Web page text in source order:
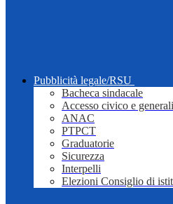
Pubblicità legale/RSU
Bacheca sindacale
Accesso civico e
ANAC
PTPCT
Graduatorie
Sicurezza
Interpelli
Elezioni Consiglio di